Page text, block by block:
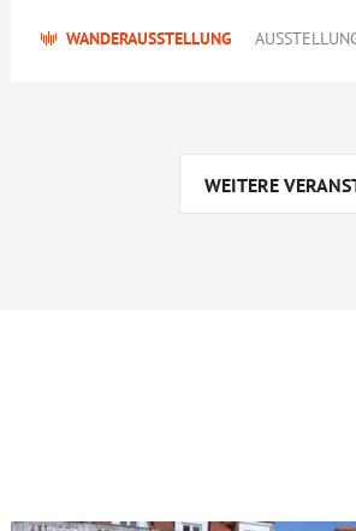
WANDERAUSSTELLUNG
WEITERE